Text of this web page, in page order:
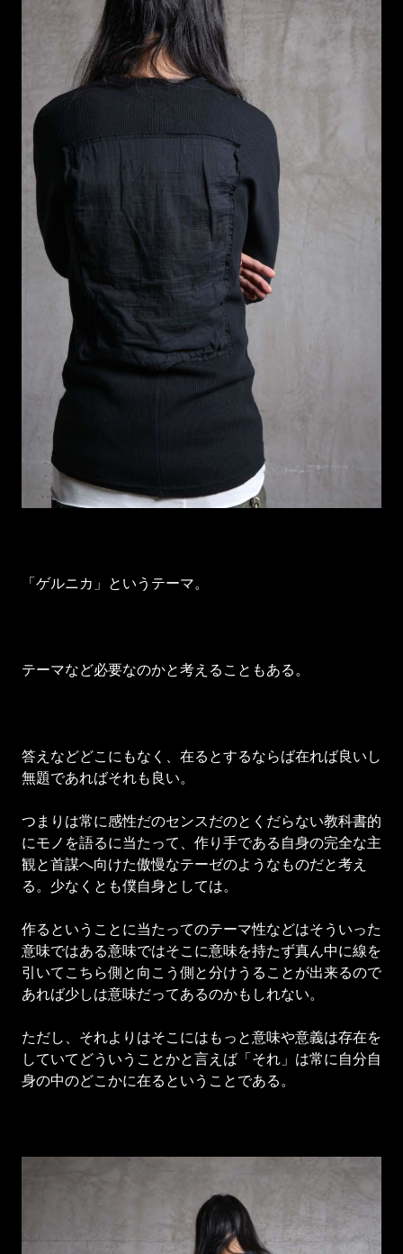
「ゲルニカ」というテーマ。
テーマなど必要なのかと考えることもある。
答えなどどこにもなく、在るとするならば在れば良いし
無題であればそれも良い。
つまりは常に感性だのセンスだのとくだらない教科書的
にモノを語るに当たって、作り手である自身の完全な主
観と首謀へ向けた傲慢なテーゼのようなものだと考え
る。少なくとも僕自身としては。
作るということに当たってのテーマ性などはそういった
意味ではある意味ではそこに意味を持たず真ん中に線を
引いてこちら側と向こう側と分けうることが出来るので
あれば少しは意味だってあるのかもしれない。
ただし、それよりはそこにはもっと意味や意義は存在を
していてどういうことかと言えば「それ」は常に自分自
身の中のどこかに在るということである。